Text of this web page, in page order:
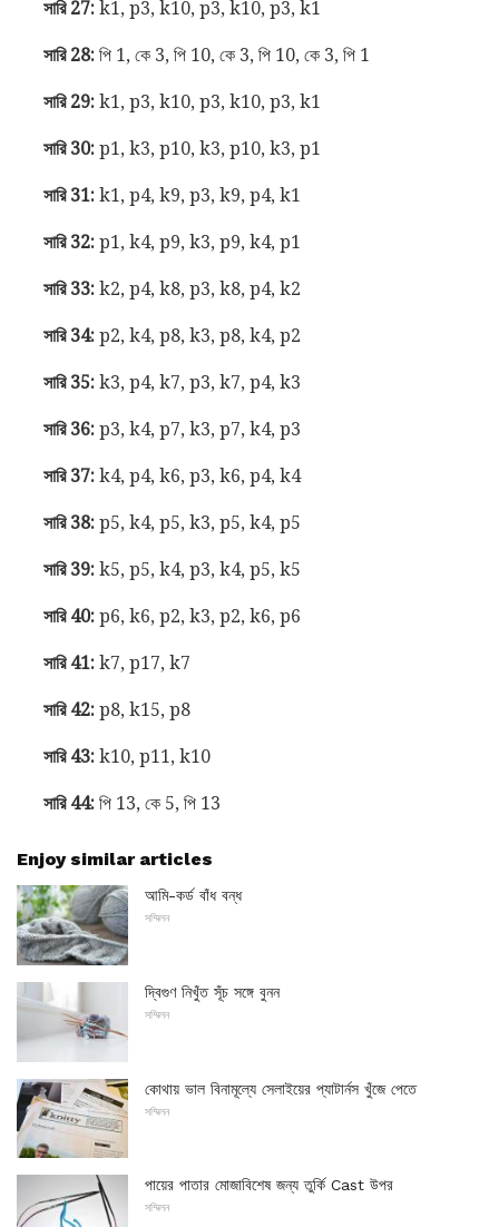
সারি 27: k1, p3, k10, p3, k10, p3, k1
সারি 28: পি 1, কে 3, পি 10, কে 3, পি 10, কে 3, পি 1
সারি 29: k1, p3, k10, p3, k10, p3, k1
সারি 30: p1, k3, p10, k3, p10, k3, p1
সারি 31: k1, p4, k9, p3, k9, p4, k1
সারি 32: p1, k4, p9, k3, p9, k4, p1
সারি 33: k2, p4, k8, p3, k8, p4, k2
সারি 34: p2, k4, p8, k3, p8, k4, p2
সারি 35: k3, p4, k7, p3, k7, p4, k3
সারি 36: p3, k4, p7, k3, p7, k4, p3
সারি 37: k4, p4, k6, p3, k6, p4, k4
সারি 38: p5, k4, p5, k3, p5, k4, p5
সারি 39: k5, p5, k4, p3, k4, p5, k5
সারি 40: p6, k6, p2, k3, p2, k6, p6
সারি 41: k7, p17, k7
সারি 42: p8, k15, p8
সারি 43: k10, p11, k10
সারি 44: পি 13, কে 5, পি 13
Enjoy similar articles
আমি-কর্ড বাঁধ বন্ধ
সম্মিলন
দ্বিগুণ নিখুঁত সূঁচ সঙ্গে বুনন
সম্মিলন
কোথায় ভাল বিনামূল্যে সেলাইয়ের প্যাটার্নস খুঁজে পেতে
সম্মিলন
পায়ের পাতার মোজাবিশেষ জন্য তুর্কি Cast উপর
সম্মিলন